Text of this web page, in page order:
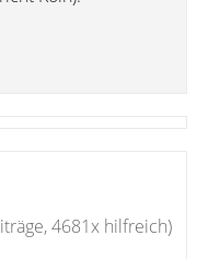
4681x hilfreich)